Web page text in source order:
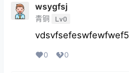
wsygfsj
青铜 Lv0
vdsvfsefeswfewfwef5
0 0